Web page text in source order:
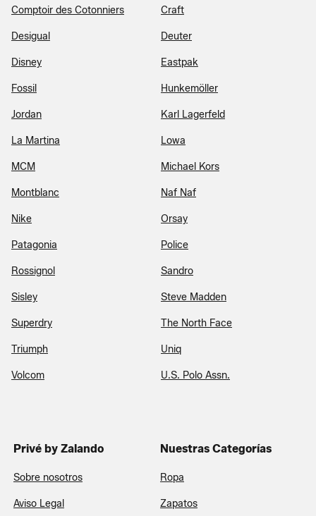
Comptoir des Cotonniers Craft
Desigual Deuter
Disney Eastpak
Fossil Hunkemöller
Jordan Karl Lagerfeld
La Martina Lowa
MCM Michael Kors
Montblanc Naf Naf
Nike Orsay
Patagonia Police
Rossignol Sandro
Sisley Steve Madden
Superdry The North Face
Triumph Uniq
Volcom U.S. Polo Assn.
Privé by Zalando
Sobre nosotros
Aviso Legal
Nuestras Categorías
Ropa
Zapatos